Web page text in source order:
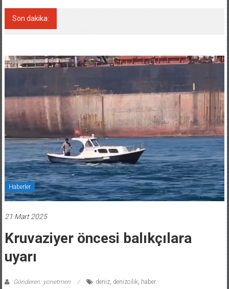
Son dakika:
Haberler
21 Mart 2025
Kruvaziyer öncesi balıkçılara
uyarı
Gönderen: yonetmen deniz, denizcilik, haber